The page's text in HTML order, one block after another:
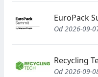
EuroPack
Od 2026-09-
Recycling
Od 2026-09-